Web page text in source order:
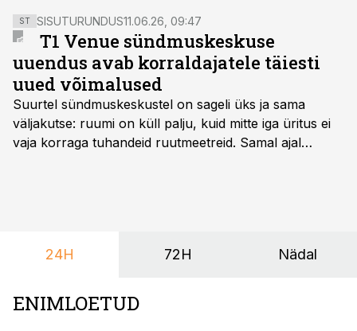
ST SISUTURUNDUS11.06.26, 09:47
T1 Venue sündmuskeskuse
uuendus avab korraldajatele täiesti
uued võimalused
Suurtel sündmuskeskustel on sageli üks ja sama
väljakutse: ruumi on küll palju, kuid mitte iga üritus ei
vaja korraga tuhandeid ruutmeetreid. Samal ajal
nendele vajadustele vastanud uuendusega, mis pakub
24H 72H Nädal
ENIMLOETUD